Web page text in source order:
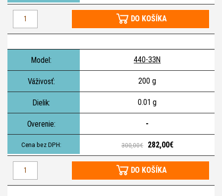
DO KOŠÍKA
440-33N
200 g
0.01 g
-
300,00€ 282,00€
DO KOŠÍKA